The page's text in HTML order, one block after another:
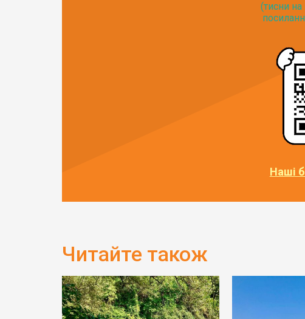
(тисни на
Наші
Читайте також